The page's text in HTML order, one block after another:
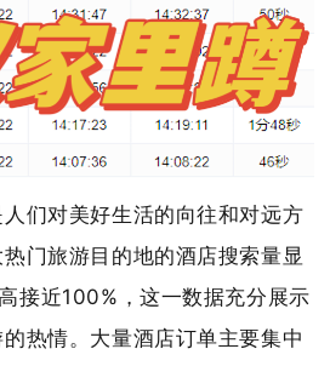
们对美好生活的向往和对远方
门旅游目的地的酒店搜索量显
接近100%，这一数据充分展示
热情。大量酒店订单主要集中